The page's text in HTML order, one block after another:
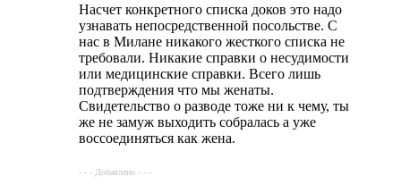
Насчет конкретного списка доков это надо
узнавать непосредственной посольстве. С
нас в Милане никакого жесткого списка не
требовали. Никакие справки о несудимости
или медицинские справки. Всего лишь
подтверждения что мы женаты.
Свидетельство о разводе тоже ни к чему, ты
же не замуж выходить собралась а уже
воссоединяться как жена.
- - - Добавлено - - -